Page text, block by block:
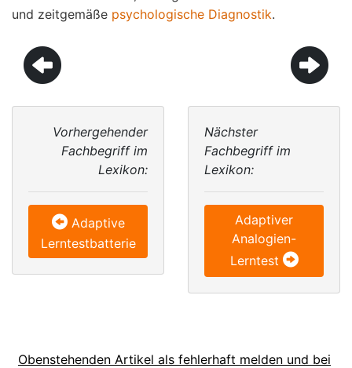
und zeitgemäße psychologische Diagnostik.
Vorhergehender
Fachbegriff im
Lexikon:
Adaptive
Lerntestbatterie
Nächster
Fachbegriff im
Lexikon:
Adaptiver
Analogien-
Lerntest
Obenstehenden Artikel als fehlerhaft melden und bei